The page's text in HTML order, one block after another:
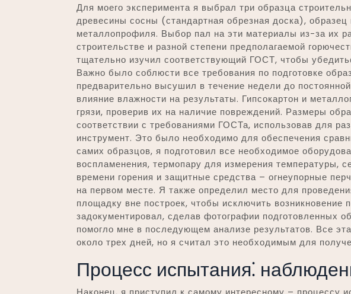
Для моего эксперимента я выбрал три образца
древесины сосны (стандартная обрезная доска), образец
металлопрофиля. Выбор пал на эти материалы из-за их
строительстве и разной степени предполагаемой
тщательно изучил соответствующий ГОСТ, чтобы
Важно было соблюсти все требования по подготовке
предварительно высушил в течение недели до
влияние влажности на результаты. Гипсокартон и
грязи, проверив их на наличие повреждений. Размеры
соответствии с требованиями ГОСТа, использовав для
инструмент. Это было необходимо для обеспечения
самих образцов, я подготовил все необходимое
воспламенения, термопару для измерения температуры,
времени горения и защитные средства – огнеупорные
на первом месте. Я также определил место для
площадку вне построек, чтобы исключить возникновение
задокументировал, сделав фотографии подготовленных
помогло мне в последующем анализе результатов. Все
около трех дней, но я считал это необходимым для
Процесс испытания⁚